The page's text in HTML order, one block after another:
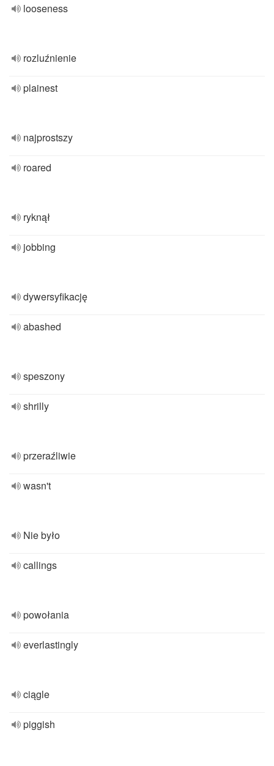
looseness
rozluźnienie
plainest
najprostszy
roared
ryknął
jobbing
dywersyfikację
abashed
speszony
shrilly
przeraźliwie
wasn't
Nie było
callings
powołania
everlastingly
ciągle
piggish